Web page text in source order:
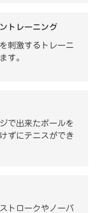
トレーニング
刺激するトレーニ
す。
で出来たボールを
ずにテニスができ
トロークやノーバ